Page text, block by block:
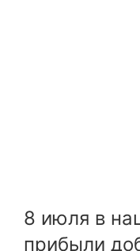
8 июля в
прибыли